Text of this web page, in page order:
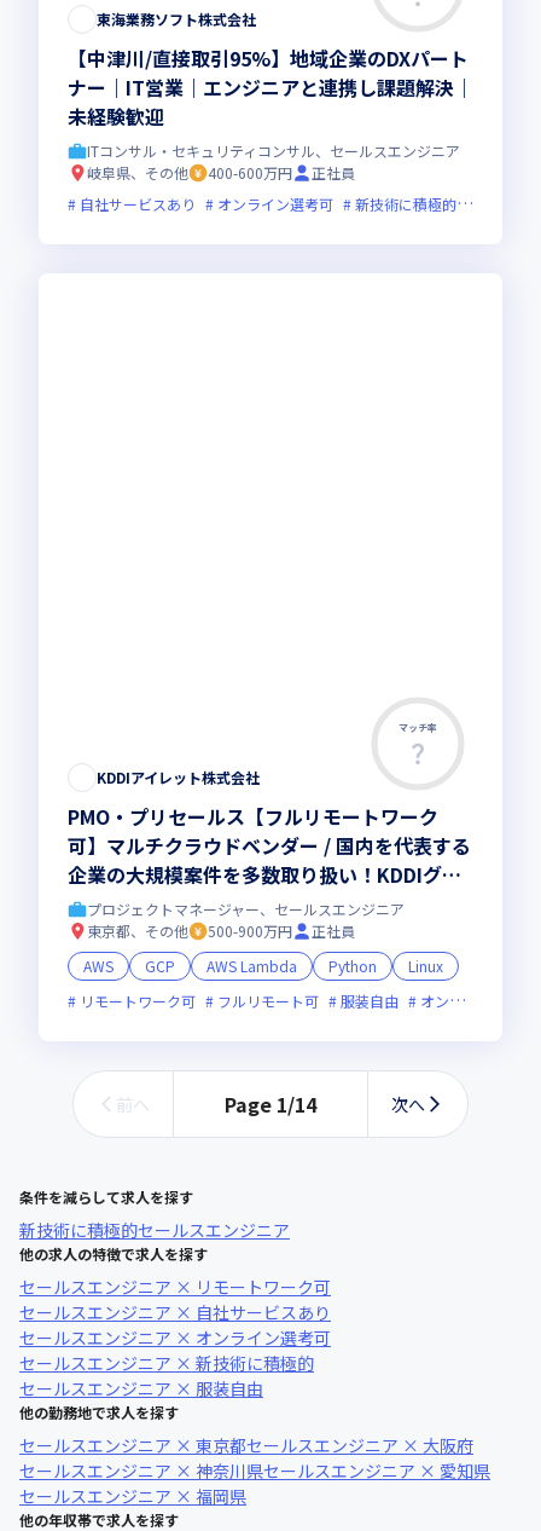
東海業務ソフト株式会社
【中津川/直接取引95%】地域企業のDXパート
ナー｜IT営業｜エンジニアと連携し課題解決｜
未経験歓迎
ITコンサル・セキュリティコンサル、セールスエンジニア
岐阜県、その他
400-600万円
正社員
自社サービスあり
オンライン選考可 新技術に積極的
マッチ率
KDDIアイレット株式会社
PMO・プリセールス【フルリモートワーク
可】マルチクラウドベンダー / 国内を代表する
企業の大規模案件を多数取り扱い！KDDIグル
ープ安定待遇★
プロジェクトマネージャー、セールスエンジニア
東京都、その他
500-900万円
正社員
AWS
GCP AWS Lambda Python
Linux
リモートワーク可
フルリモート可 服装自由 オンライン選考可
前へ Page 1/14 次へ
条件を減らして求人を探す
新技術に積極的セールスエンジニア
他の求人の特徴で求人を探す
セールスエンジニア × リモートワーク可
セールスエンジニア × 自社サービスあり
セールスエンジニア × オンライン選考可
セールスエンジニア × 新技術に積極的
セールスエンジニア × 服装自由
他の勤務地で求人を探す
セールスエンジニア × 東京都セールスエンジニア × 大阪府
セールスエンジニア × 神奈川県セールスエンジニア × 愛知県
セールスエンジニア × 福岡県
他の年収帯で求人を探す